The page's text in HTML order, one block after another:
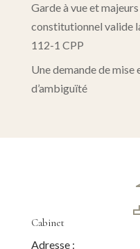
Garde à vue et
constitutionnel valide
112-1 CPP
Une demande de
d’ambiguïté
Cabinet
Adresse :